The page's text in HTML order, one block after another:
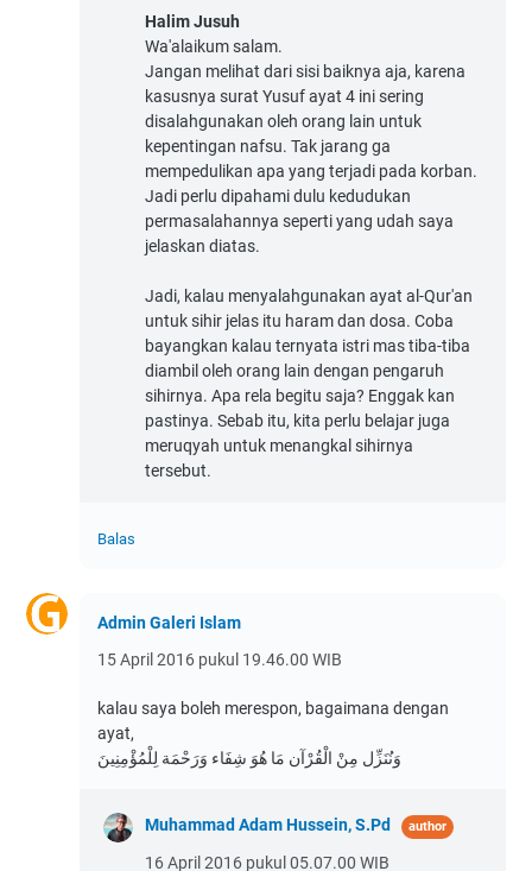
Halim Jusuh
Wa'alaikum salam.
Jangan melihat dari sisi baiknya aja, karena
kasusnya surat Yusuf ayat 4 ini sering
disalahgunakan oleh orang lain untuk
kepentingan nafsu. Tak jarang ga
mempedulikan apa yang terjadi pada korban.
Jadi perlu dipahami dulu kedudukan
permasalahannya seperti yang udah saya
jelaskan diatas.
Jadi, kalau menyalahgunakan ayat al-Qur'an
untuk sihir jelas itu haram dan dosa. Coba
bayangkan kalau ternyata istri mas tiba-tiba
diambil oleh orang lain dengan pengaruh
sihirnya. Apa rela begitu saja? Enggak kan
pastinya. Sebab itu, kita perlu belajar juga
meruqyah untuk menangkal sihirnya
tersebut.
Balas
Admin Galeri Islam
15 April 2016 pukul 19.46.00 WIB
kalau saya boleh merespon, bagaimana dengan
ayat,
وَنُنَزِّل مِنْ الْقُرْآن مَا هُوَ شِفَاء وَرَحْمَة لِلْمُؤْمِنِينَ
Muhammad Adam Hussein, S.Pd
16 April 2016 pukul 05.07.00 WIB